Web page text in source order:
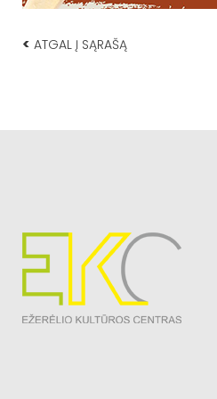
< ATGAL Į SĄRAŠĄ